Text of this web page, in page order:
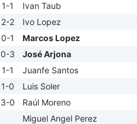
1-1
Ivan Taub
2-2
Ivo Lopez
0-1
Marcos Lopez
0-3
José Arjona
1-1
Juanfe Santos
1-0
Luis Soler
3-0
Raúl Moreno
Miguel Angel Perez